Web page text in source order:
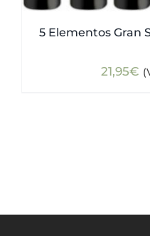
5 Elementos Gran
21,95€